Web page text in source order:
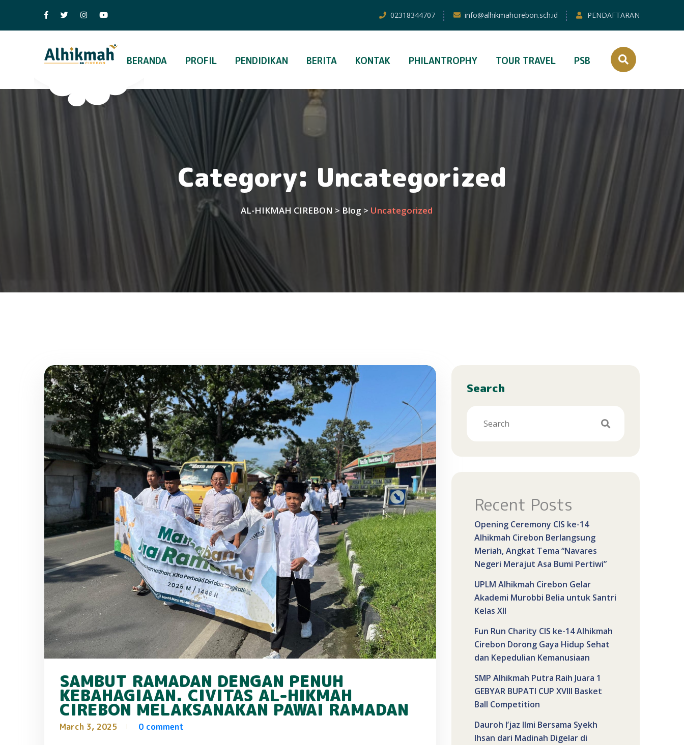
02318344707 info@alhikmahcirebon.sch.id PENDAFTARAN
BERANDA PROFIL PENDIDIKAN BERITA KONTAK PHILANTROPHY TOUR TRAVEL PSB
Category: Uncategorized
AL-HIKMAH CIREBON > Blog > Uncategorized
SAMBUT RAMADAN DENGAN PENUH
KEBAHAGIAAN. CIVITAS AL-HIKMAH
CIREBON MELAKSANAKAN PAWAI RAMADAN
March 3, 2025 0 comment
Search
Recent Posts
Opening Ceremony CIS ke-14
Alhikmah Cirebon Berlangsung
Meriah, Angkat Tema “Navares
Negeri Merajut Asa Bumi Pertiwi”
UPLM Alhikmah Cirebon Gelar
Akademi Murobbi Belia untuk Santri
Kelas XII
Fun Run Charity CIS ke-14 Alhikmah
Cirebon Dorong Gaya Hidup Sehat
dan Kepedulian Kemanusiaan
SMP Alhikmah Putra Raih Juara 1
GEBYAR BUPATI CUP XVIII Basket
Ball Competition
Dauroh I’jaz Ilmi Bersama Syekh
Ihsan dari Madinah Digelar di